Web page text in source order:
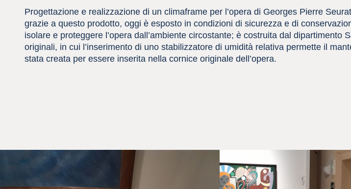
Progettazione e realizzazione di un climaframe per l’opera di Georges Pierre
grazie a questo prodotto, oggi è esposto in condizioni di sicurezza e di
isolare e proteggere l’opera dall’ambiente circostante; è costruita dal
originali, in cui l’inserimento di uno stabilizzatore di umidità relativa permette il
stata creata per essere inserita nella cornice originale dell’opera.